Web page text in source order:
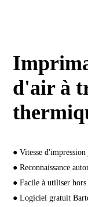
d'air à
● Vitesse d'impression
● Reconnaissance
● Facile à utiliser
● Logiciel gratuit